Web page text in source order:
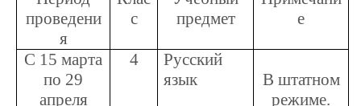
проведени
я
с
предмет
е
С 15 марта
по 29
апреля
4
Русский
язык
В штатном
режиме.